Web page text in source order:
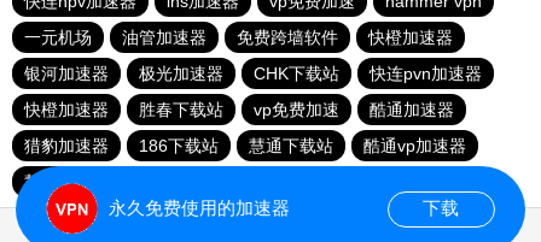
一元机场
油管加速器 免费跨墙软件
快橙加速器
银河加速器
极光加速器 CHK下载站
快连pvn加速器
快橙加速器
胜春下载站 vp免费加速
酷通加速器
猎豹加速器
186下载站 慧通下载站
酷通vp加速器
慧通下载站
永久免费使用的加速器 下载